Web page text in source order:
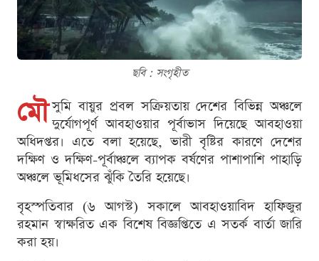
ছবি : সংগৃহীত
মৌ সুমি বায়ুর প্রবল সক্রিয়তায় দেশের বিভিন্ন অঞ্চলে
দুর্যোগপূর্ণ আবহাওয়ার পূর্বাভাস দিয়েছে আবহাওয়া
অধিদপ্তর। এতে বলা হয়েছে, ভারী বৃষ্টির কারণে দেশের
দক্ষিণ ও দক্ষিণ-পূর্বাঞ্চলে ব্যাপক বর্ষণের পাশাপাশি পাহাড়ি
অঞ্চলে ভূমিধসের ঝুঁকি তৈরি হয়েছে।
বৃহস্পতিবার (৬ আগস্ট) সকালে আবহাওয়াবিদ হাফিজুর
রহমান স্বাক্ষরিত এক বিশেষ বিজ্ঞপ্তিতে এ সতর্ক বার্তা জারি
করা হয়।